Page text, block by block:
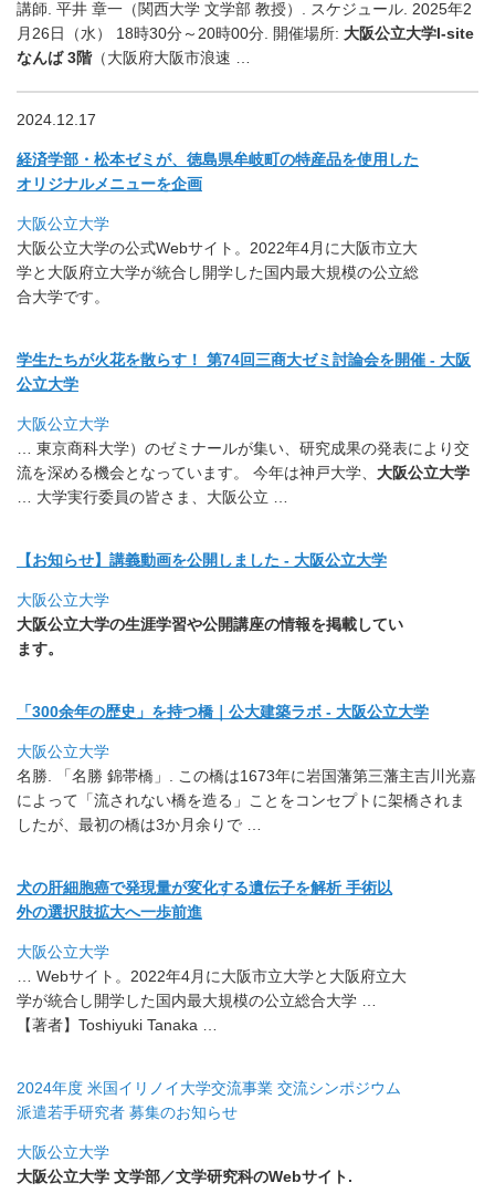
講師. 平井 章一（関西大学 文学部 教授）. スケジュール. 2025年2
月26日（水） 18時30分～20時00分. 開催場所: 大阪公立大学I-site
なんば 3階（大阪府大阪市浪速 …
2024.12.17
経済学部・松本ゼミが、 徳島県牟岐町の特産品を使用した
オリジナルメニューを企画
大阪公立大学
大阪公立大学の公式Webサイト。 2022年4月に大阪市立大
学と大阪府立大学が統合し開学した国内最大規模の公立総
合大学です。
学生たちが火花を散らす！ 第74回三商大ゼミ討論会を開催 - 大阪
公立大学
大阪公立大学
… 東京商科大学）のゼミナールが集い、 研究成果の発表により交
流を深める機会となっています。 今年は神戸大学、 大阪公立大学
… 大学実行委員の皆さま、大阪公立 …
【お知らせ】講義動画を公開しました - 大阪公立大学
大阪公立大学
大阪公立大学の生涯学習や公開講座の情報を掲載してい
ます。
「300余年の歴史」を持つ橋｜公大建築ラボ - 大阪公立大学
大阪公立大学
名勝. 「名勝 錦帯橋」. この橋は1673年に岩国藩第三藩主吉川光嘉
によって「流されない橋を造る」ことをコンセプトに架橋されま
したが、 最初の橋は3か月余りで …
犬の肝細胞癌で発現量が変化する遺伝子を解析 手術以
外の選択肢拡大へ一歩前進
大阪公立大学
… Webサイト。2022年4月に大阪市立大学と大阪府立大
学が統合し開学した国内最大規模の公立総合大学 …
【著者】Toshiyuki Tanaka …
2024年度 米国イリノイ大学交流事業 交流シンポジウム
派遣若手研究者 募集のお知らせ
大阪公立大学
大阪公立大学 文学部／文学研究科のWebサイト.